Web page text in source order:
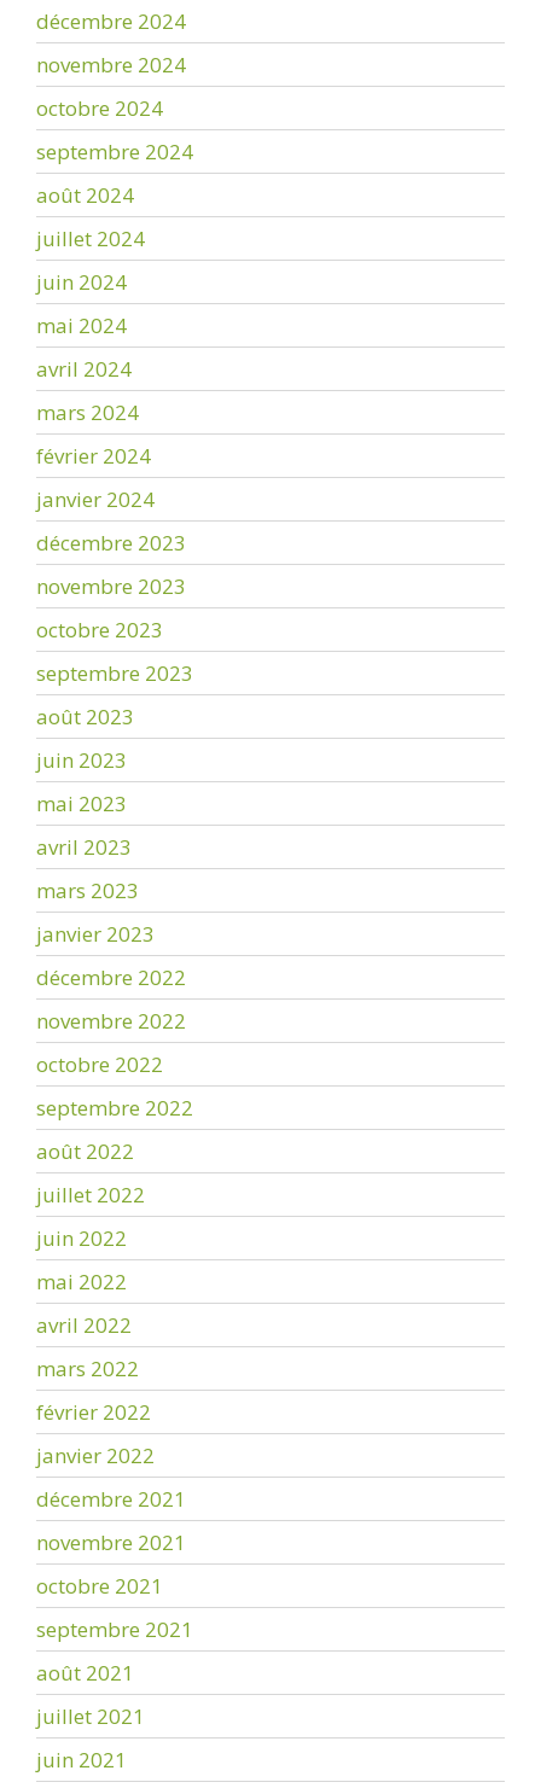
décembre 2024
novembre 2024
octobre 2024
septembre 2024
août 2024
juillet 2024
juin 2024
mai 2024
avril 2024
mars 2024
février 2024
janvier 2024
décembre 2023
novembre 2023
octobre 2023
septembre 2023
août 2023
juin 2023
mai 2023
avril 2023
mars 2023
janvier 2023
décembre 2022
novembre 2022
octobre 2022
septembre 2022
août 2022
juillet 2022
juin 2022
mai 2022
avril 2022
mars 2022
février 2022
janvier 2022
décembre 2021
novembre 2021
octobre 2021
septembre 2021
août 2021
juillet 2021
juin 2021